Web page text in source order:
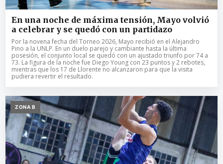
En una noche de máxima tensión, Mayo volvió
a celebrar y se quedó con un partidazo
Por la novena fecha del Torneo 2026, Mayo recibió en el Alejandro
Pino a la UNLP. En un duelo parejo y cambiante hasta la última
posesión, el conjunto local se quedó con un ajustado triunfo por 74 a
73. La figura de la noche fue Diego Young con 23 puntos y 2 rebotes,
mientras que los 17 de Llorente no alcanzaron para que la visita
pudiera revertir el resultado.
ZONA B